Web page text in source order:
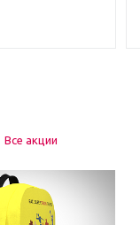
Все акции